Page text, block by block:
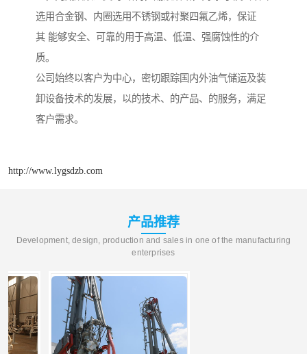
选用合金钢、内圈选用不锈钢或衬聚四氟乙烯，保证
其 能够安全、可靠的用于高温、低温、强腐蚀性的介
质。
公司始终以客户为中心，密切跟踪国内外油气储运及装
卸设备技术的发展，以的技术、的产品、的服务，满足
客户需求。
http://www.lygsdzb.com
产品推荐
Development, design, production and sales in one of the manufacturing
enterprises